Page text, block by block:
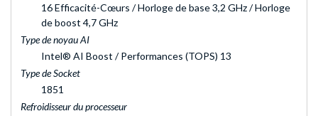
16 Efficacité-Cœurs / Horloge de base 3,2 GHz / Horloge
de boost 4,7 GHz
Type de noyau AI
Intel® AI Boost / Performances (TOPS) 13
Type de Socket
1851
Refroidisseur du processeur